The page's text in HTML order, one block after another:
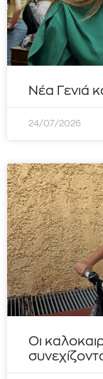
Νέα Γενιά
24/07/2026
Οι